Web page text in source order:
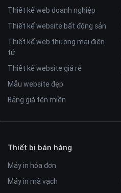
Thiết kế web doanh nghiệp
Thiết kế website bất động sản
Thiết kế web thương mại điện
tử
Thiết kế website giá rẻ
Mẫu website đẹp
Bảng giá tên miền
Thiết bị bán hàng
Máy in hóa đơn
Máy in mã vạch